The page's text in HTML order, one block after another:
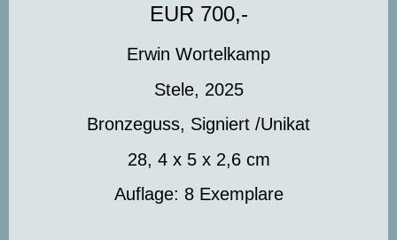
EUR 700,-
Erwin Wortelkamp
Stele, 2025
Bronzeguss, Signiert /Unikat
28, 4 x 5 x 2,6 cm
Auflage: 8 Exemplare